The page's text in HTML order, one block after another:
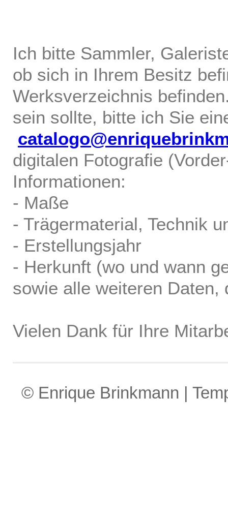
Ich bitte Sammler,
ob sich in Ihrem Besitz
Werksverzeichnis
sein sollte, bitte ich Sie
digitalen Fotografie
Informationen:
- Maße
- Trägermaterial, Technik
- Erstellungsjahr
- Herkunft (wo und wann
sowie alle weiteren
Vielen Dank für Ihre
© Enrique Brinkmann |